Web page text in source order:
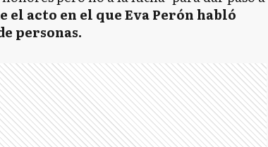
acto en el que Eva Perón habló
personas.